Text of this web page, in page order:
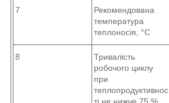
7
Рекомендована
температура
теплоносія, °С
8
Тривалість
робочого циклу
при
теплопродуктивнос